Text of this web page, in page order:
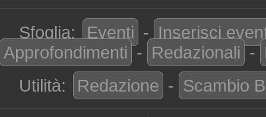
Sfoglia: Eventi - Inserisci
Approfondimenti - Redazionali -
Utilità:
Redazione - Scambio